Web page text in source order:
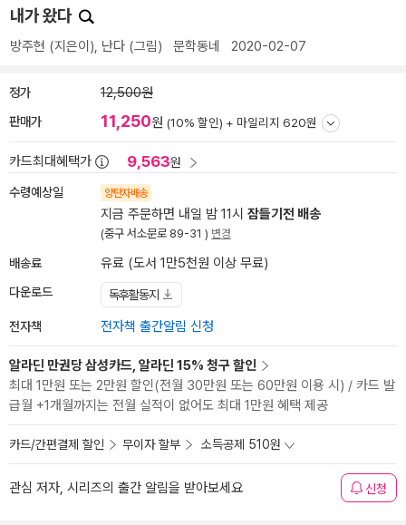
내가 왔다
방주현 (지은이), 난다 (그림) 문학동네 2020-02-07
정가 12,500원
판매가 11,250원 (10% 할인) + 마일리지 620원
카드최대혜택가 9,563원
수령예상일 양탄자배송
지금 주문하면 내일 밤 11시 잠들기전 배송
(중구 서소문로 89-31 ) 변경
배송료 유료 (도서 1만5천원 이상 무료)
다운로드 독후활동지
전자책 전자책 출간알림 신청
알라딘 만권당 삼성카드, 알라딘 15% 청구 할인
최대 1만원 또는 2만원 할인(전월 30만원 또는 60만원 이용 시) / 카드 발
급월 +1개월까지는 전월 실적이 없어도 최대 1만원 혜택 제공
카드/간편결제 할인 무이자 할부 소득공제 510원
관심 저자, 시리즈의 출간 알림을 받아보세요 신청